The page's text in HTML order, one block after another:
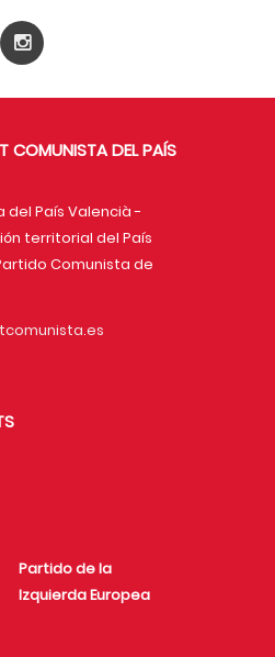
COMUNISTA DEL PAÍS
País Valencià -
territorial del País
Comunista de
Partido de la
Izquierda Europea